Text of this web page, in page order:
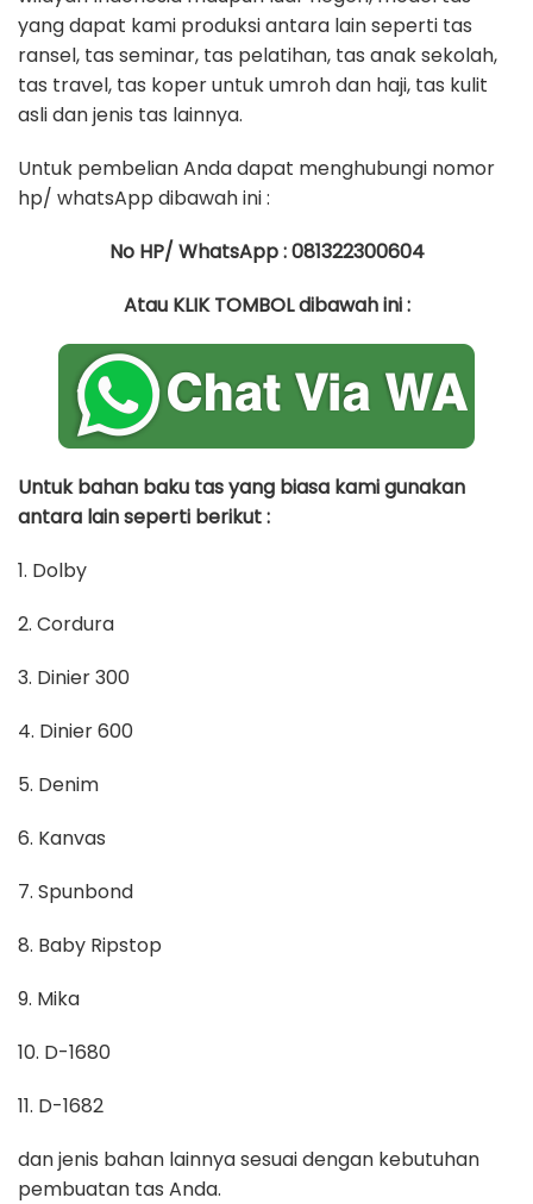
yang dapat kami produksi antara lain seperti tas
ransel, tas seminar, tas pelatihan, tas anak sekolah,
tas travel, tas koper untuk umroh dan haji, tas kulit
asli dan jenis tas lainnya.
Untuk pembelian Anda dapat menghubungi nomor
hp/ whatsApp dibawah ini :
No HP/ WhatsApp : 081322300604
Atau KLIK TOMBOL dibawah ini :
Untuk bahan baku tas yang biasa kami gunakan
antara lain seperti berikut :
1. Dolby
2. Cordura
3. Dinier 300
4. Dinier 600
5. Denim
6. Kanvas
7. Spunbond
8. Baby Ripstop
9. Mika
10. D-1680
11. D-1682
dan jenis bahan lainnya sesuai dengan kebutuhan
pembuatan tas Anda.